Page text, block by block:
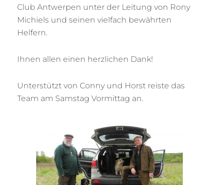
Club Antwerpen unter der Leitung von Rony
Michiels und seinen vielfach bewährten
Helfern.
Ihnen allen einen herzlichen Dank!
Unterstützt von Conny und Horst reiste das
Team am Samstag Vormittag an.